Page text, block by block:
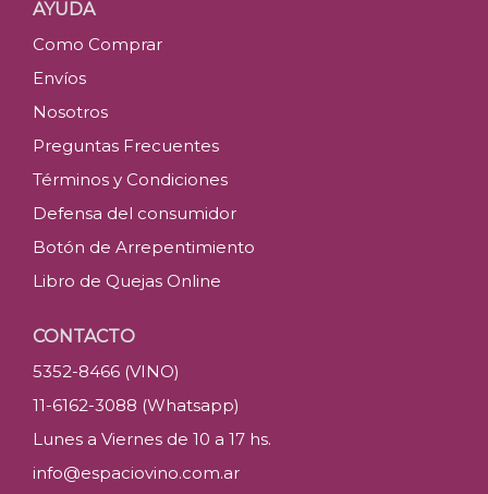
AYUDA
Como Comprar
Envíos
Nosotros
Preguntas Frecuentes
Términos y Condiciones
Defensa del consumidor
Botón de Arrepentimiento
Libro de Quejas Online
CONTACTO
5352-8466 (VINO)
11-6162-3088 (Whatsapp)
Lunes a Viernes de 10 a 17 hs.
info@espaciovino.com.ar